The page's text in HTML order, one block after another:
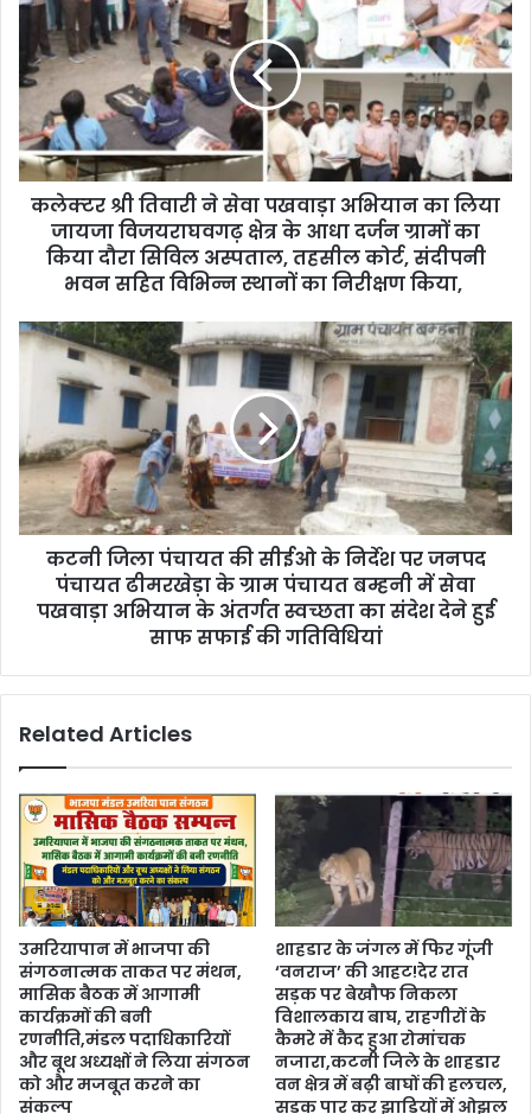
a
l
a
कलेक्‍टर श्री तिवारी ने सेवा पखवाड़ा अभियान का लिया
जायजा विजयराघवगढ़ क्षेत्र के आधा दर्जन ग्रामों का
किया दौरा सिविल अस्पताल, तहसील कोर्ट, संदीपनी
भवन सहित विभिन्न स्थानों का निरीक्षण किया,
कटनी जिला पंचायत की सीईओ के निर्देश पर जनपद
पंचायत ढीमरखेड़ा के ग्राम पंचायत बम्हनी में सेवा
पखवाड़ा अभियान के अंतर्गत स्वच्छता का संदेश देने हुई
साफ सफाई की गतिविधियां
Related Articles
उमरियापान में भाजपा की
संगठनात्मक ताकत पर मंथन,
मासिक बैठक में आगामी
कार्यक्रमों की बनी
रणनीति,मंडल पदाधिकारियों
और बूथ अध्यक्षों ने लिया संगठन
को और मजबूत करने का
संकल्प
शाहडार के जंगल में फिर गूंजी
‘वनराज’ की आहट!देर रात
सड़क पर बेखौफ निकला
विशालकाय बाघ, राहगीरों के
कैमरे में कैद हुआ रोमांचक
नजारा,कटनी जिले के शाहडार
वन क्षेत्र में बढ़ी बाघों की हलचल,
सड़क पार कर झाड़ियों में ओझल